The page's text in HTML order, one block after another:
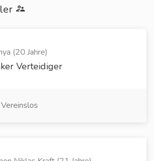
(20 Jahre)
Verteidiger
Vereinslos